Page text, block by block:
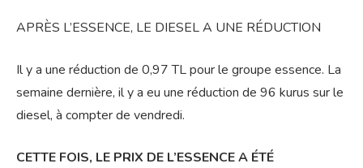
APRÈS L’ESSENCE, LE DIESEL A UNE RÉDUCTION
Il y a une réduction de 0,97 TL pour le groupe essence. La
semaine dernière, il y a eu une réduction de 96 kurus sur le
diesel, à compter de vendredi.
CETTE FOIS, LE PRIX DE L’ESSENCE A ÉTÉ